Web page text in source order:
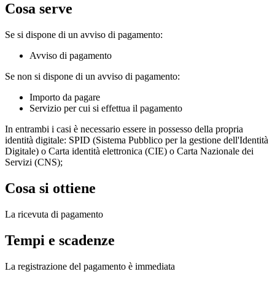
Cosa serve
Se si dispone di un avviso di pagamento:
Avviso di pagamento
Se non si dispone di un avviso di pagamento:
Importo da pagare
Servizio per cui si effettua il pagamento
In entrambi i casi è necessario essere in possesso della propria
identità digitale: SPID (Sistema Pubblico per la gestione dell'Identità
Digitale) o Carta identità elettronica (CIE) o Carta Nazionale dei
Servizi (CNS);
Cosa si ottiene
La ricevuta di pagamento
Tempi e scadenze
La registrazione del pagamento è immediata